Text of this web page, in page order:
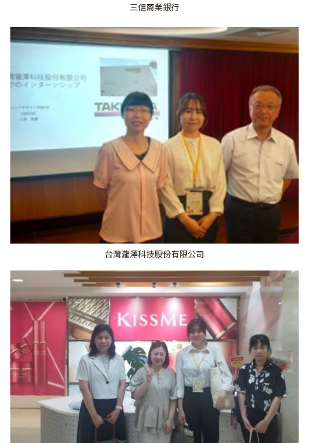
三信商業銀行
台灣瀧澤科技股份有限公司